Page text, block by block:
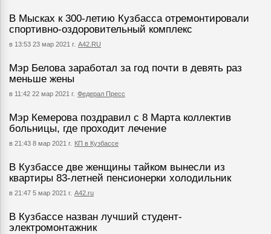
В Мысках к 300-летию Кузбасса отремонтировали
спортивно-оздоровительный комплекс
в 13:53 23 мар 2021 г. А42.RU
Мэр Белова заработал за год почти в девять раз
меньше жены
в 11:42 22 мар 2021 г. Федерал Пресс
Мэр Кемерова поздравил с 8 Марта коллектив
больницы, где проходит лечение
в 21:43 8 мар 2021 г. КП в Кузбассе
В Кузбассе две женщины тайком вынесли из
квартиры 83-летней пенсионерки холодильник
в 21:47 5 мар 2021 г. А42.ru
В Кузбассе назван лучший студент-
электромонтажник